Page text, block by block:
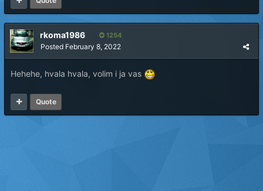
rkoma1986 1254
Posted February 8, 2022
Hehehe, hvala hvala, volim i ja vas
Quote